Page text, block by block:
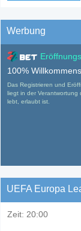
Werbung
100%
Das Registrieren und
liegt in der
lebt, erlaubt ist.
UEFA Europa
Zeit: 20:00